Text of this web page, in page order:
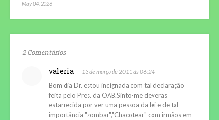
May 04, 2026
2 Comentários
valeria 13 de março de 2011 às 06:24
Bom dia Dr. estou indignada com tal declaração
feita pelo Pres. da OAB.Sinto-me deveras
estarrecida por ver uma pessoa da lei e de tal
importância "zombar","Chacotear" com irmãos em